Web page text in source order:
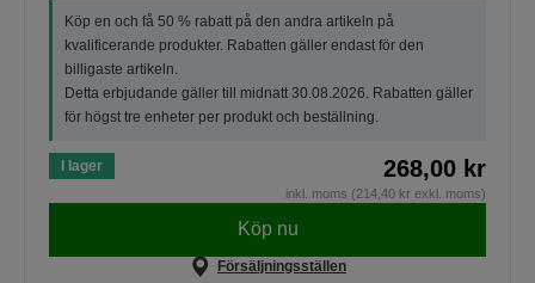
Köp en och få 50 % rabatt på den andra artikeln på
kvalificerande produkter. Rabatten gäller endast för den
billigaste artikeln.
Detta erbjudande gäller till midnatt 30.08.2026. Rabatten gäller
för högst tre enheter per produkt och beställning.
I lager 268,00 kr
inkl. moms (214,40 kr exkl. moms)
Köp nu
Försäljningsställen